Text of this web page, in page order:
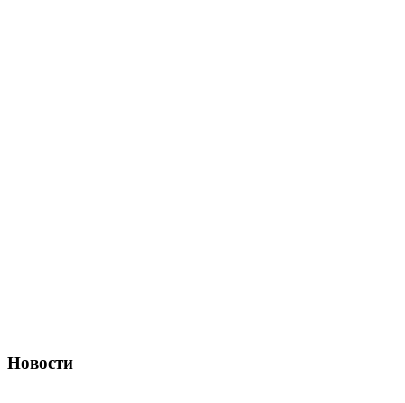
Новости